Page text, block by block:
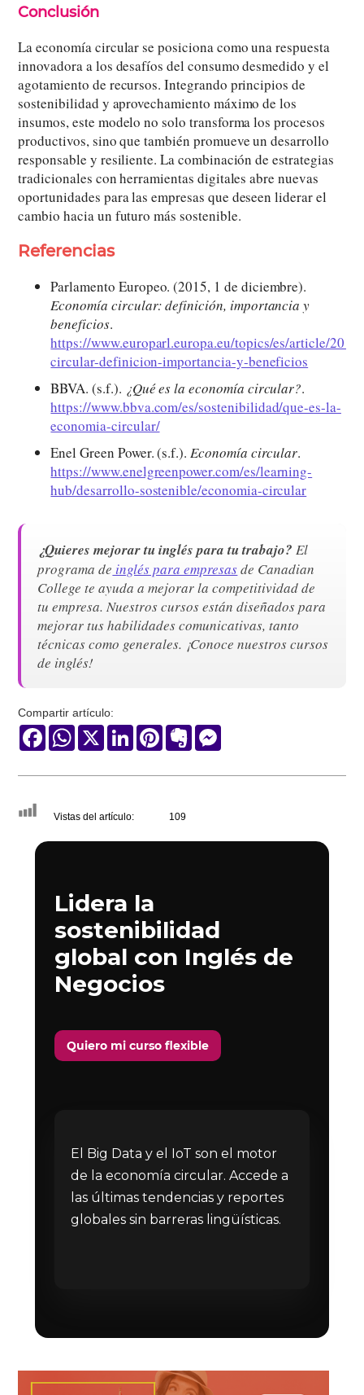
Conclusión
La economía circular se posiciona como una respuesta
innovadora a los desafíos del consumo desmedido y el
agotamiento de recursos. Integrando principios de
sostenibilidad y aprovechamiento máximo de los
insumos, este modelo no solo transforma los procesos
productivos, sino que también promueve un desarrollo
responsable y resiliente. La combinación de estrategias
tradicionales con herramientas digitales abre nuevas
oportunidades para las empresas que deseen liderar el
cambio hacia un futuro más sostenible.
Referencias
Parlamento Europeo. (2015, 1 de diciembre).
Economía circular: definición, importancia y
beneficios.
https://www.europarl.europa.eu/topics/es/article/
circular-definicion-importancia-y-beneficios
BBVA. (s.f.). ¿Qué es la economía circular?.
https://www.bbva.com/es/sostenibilidad/que-es-la-
economia-circular/
Enel Green Power. (s.f.).Economía circular.
https://www.enelgreenpower.com/es/learning-
hub/desarrollo-sostenible/economia-circular
¿Quieres mejorar tu inglés para tu trabajo?El
programa de inglés para empresasde Canadian
College te ayuda a mejorar la competitividad de
tu empresa. Nuestros cursos están diseñados para
mejorar tus habilidades comunicativas, tanto
técnicas como generales. ¡Conoce nuestros cursos
de inglés!
Compartir artículo:
FacebookWhatsApp
X LinkedInPinterestEvernote
Vistas del artículo: 109
Lidera la
sostenibilidad
global con Inglés de
Negocios
Quiero mi curso flexible
El Big Data y el IoT son el motor
de la economía circular. Accede a
las últimas tendencias y reportes
globales sin barreras lingüísticas.